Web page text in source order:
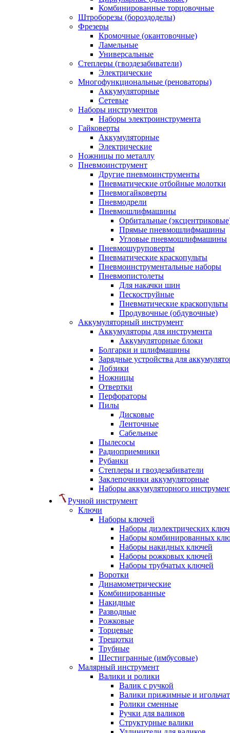
Комбинированные торцовочные
Штроборезы (бороздоделы)
Фрезеры
Кромочные (окантовочные)
Ламельные
Универсальные
Степлеры (гвоздезабиватели)
Электрические
Многофункциональные (реноваторы)
Аккумуляторные
Сетевые
Наборы инструментов
Наборы электроинструмента
Гайковерты
Аккумуляторные
Электрические
Ножницы по металлу
Пневмоинструмент
Другие пневмоинструменты
Пневматические отбойные молотки
Пневмогайковерты
Пневмодрели
Пневмошлифмашины
Орбитальные
Прямые пневмошлифмашины
Угловые пневмошлифмашины
Пневмошуруповерты
Пневматические краскопульты
Пневмоинструментальные наборы
Пневмопистолеты
Для накачки шин
Пескоструйные
Пневматические краскопульты
Продувочные (обдувочные)
Аккумуляторный инструмент
Аккумуляторы для инструмента
Аккумуляторные блоки
Болгарки и шлифмашины
Зарядные устройства для
Лобзики
Ножницы
Отвертки
Перфораторы
Пилы
Дисковые
Ленточные
Сабельные
Пылесосы
Радиоприемники
Рубанки
Степлеры и гвоздезабиватели
Заклепочники аккумуляторные
Наборы аккумуляторного
Ручной инструмент
Ключи
Наборы ключей
Наборы диэлектрических
Наборы комбинированных
Наборы накидных ключей
Наборы рожковых ключей
Наборы трубчатых ключей
Воротки
Динамометрические
Комбинированные
Накидные
Разводные
Рожковые
Торцевые
Трещотки
Трубные
Шестигранные (имбусовые)
Малярный инструмент
Валики и ролики
Валик с ручкой
Валики прижимные и
Ролики сменные
Ручки для валиков
Структурные валики